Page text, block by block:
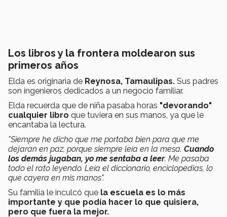
Los libros y la frontera moldearon sus
primeros años
Elda es originaria de Reynosa, Tamaulipas. Sus padres
son ingenieros dedicados a un negocio familiar.
Elda recuerda que de niña pasaba horas "devorando"
cualquier libro que tuviera en sus manos, ya que le
encantaba la lectura.
"Siempre he dicho que me portaba bien para que me
dejaran en paz, porque siempre leía en la mesa. Cuando
los demás jugaban, yo me sentaba a leer. Me pasaba
todo el rato leyendo. Leía el diccionario, enciclopedias, lo
que cayera en mis manos".
Su familia le inculcó que la escuela es lo más
importante y que podía hacer lo que quisiera,
pero que fuera la mejor.